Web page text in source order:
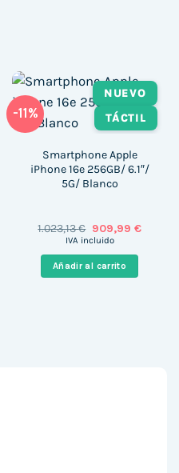
-11%
NUEVO
TÁCTIL
Smartphone Apple
iPhone 16e 256GB/ 6.1″/
5G/ Blanco
1.023,13€ El
precio
era:
1.023,13 €.
909,99 €El
IVA incluido
Añadir al carrito